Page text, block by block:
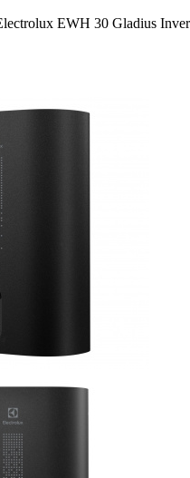
EWH 30 Gladius